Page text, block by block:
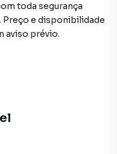
toda segurança
Preço e disponibilidade
aviso prévio.